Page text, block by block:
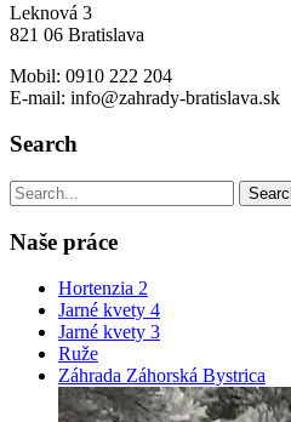
Leknová 3
821 06 Bratislava
Mobil: 0910 222 204
E-mail: info@zahrady-bratislava.sk
Search
Naše práce
Hortenzia 2
Jarné kvety 4
Jarné kvety 3
Ruže
Záhrada Záhorská Bystrica